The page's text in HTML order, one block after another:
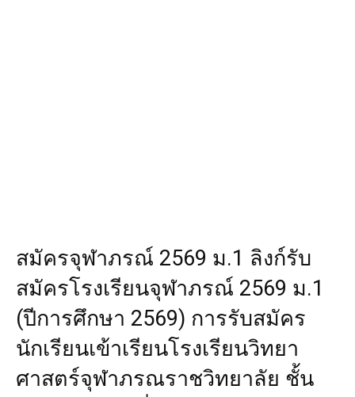
สมัครจุฬาภรณ์ 2569 ม.1 ลิงก์รับ
สมัครโรงเรียนจุฬาภรณ์ 2569 ม.1
(ปีการศึกษา 2569) การรับสมัคร
นักเรียนเข้าเรียนโรงเรียนวิทยา
ศาสตร์จุฬาภรณราชวิทยาลัย ชั้น